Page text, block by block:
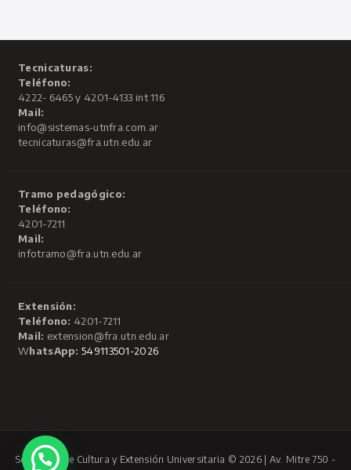
Tecnicaturas:
Teléfono:
4222- 6465 y 4201-4133 int 116
Mail:
info@sistemas-utnfra.com.ar
tecnicaturas@fra.utn.edu.ar
Tramo pedagógico:
Teléfono:
4201-7211
Mail:
infotramo@fra.utn.edu.ar
Extensión:
Teléfono: 4201-7211
Mail: extension@fra.utn.edu.ar
WhatsApp: 549113501-2026
Secretaría de Cultura y Extensión Universitaria © 2026 | Av. Mitre 750 -